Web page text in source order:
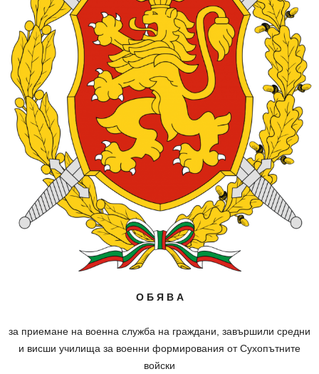
О Б Я В А
за приемане на военна служба на граждани, завършили средни
и висши училища за военни формирования от Сухопътните
войски